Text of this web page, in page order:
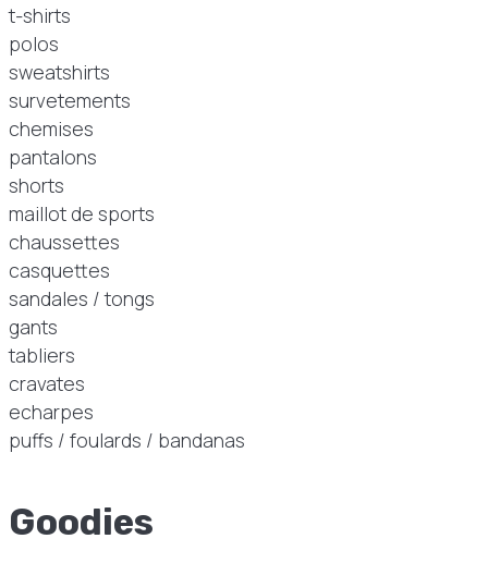
t-shirts
polos
sweatshirts
survetements
chemises
pantalons
shorts
maillot de sports
chaussettes
casquettes
sandales / tongs
gants
tabliers
cravates
echarpes
puffs / foulards / bandanas
Goodies